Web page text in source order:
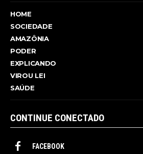
HOME
SOCIEDADE
AMAZÔNIA
PODER
EXPLICANDO
VIROU LEI
SAÚDE
CONTINUE CONECTADO
FACEBOOK